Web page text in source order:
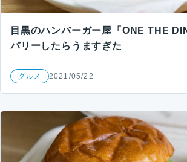
目黒のハンバーガー屋「ONE THE
バリーしたらうますぎた
グルメ 2021/05/22